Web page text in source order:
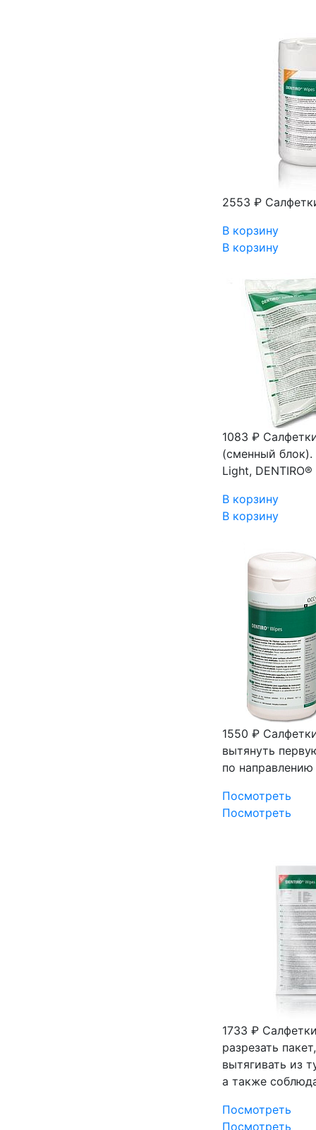
2553 ₽
В корзину
В корзину
1083 ₽
(сменный
Light,
В корзину
В корзину
1550 ₽
вытянуть
по
Посмотреть
Посмотреть
1733 ₽
разрезать
вытягивать из
а также
Посмотреть
Посмотреть